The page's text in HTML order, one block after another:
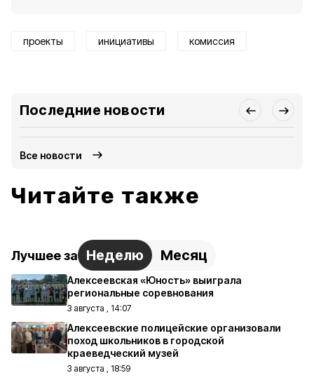
проекты инициативы комиссия
Последние новости
Все новости
Читайте также
Лучшее за Неделю Месяц
Алексеевская «Юность» выиграла
региональные соревнования
3 августа , 14:07
Алексеевские полицейские организовали
поход школьников в городской
краеведческий музей
3 августа , 18:59